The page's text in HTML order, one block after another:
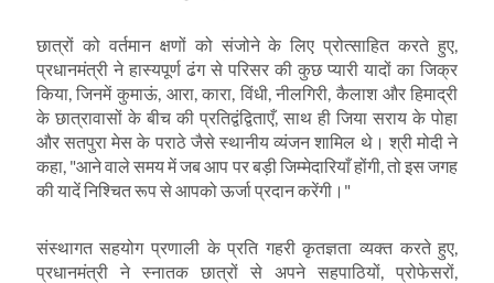
छात्रों को वर्तमान क्षणों को संजोने के लिए प्रोत्साहित करते हुए
प्रधानमंत्री ने हास्यपूर्ण ढंग से परिसर की कुछ प्यारी यादों का जिक्र
किया,जिनमें कुमाऊं आरा,कारा विंधी,नीलगिरी कैलाश और हिमाद्री
के छात्रावासों के बीच की प्रतिद्वंद्विताएँ,साथ ही जिया सराय के पोहा
और सतपुरा मेस के पराठे जैसे स्थानीय व्यंजन शामिल थे। श्री मोदी ने
कहा, "आने वाले समय में जब आप पर बड़ी जिम्मेदारियाँ होंगी, तो इस जगह
की यादें निश्चित रूप से आपको ऊर्जा प्रदान करेंगी।"
संस्थागत सहयोग प्रणाली के प्रति गहरी कृतज्ञता व्यक्त करते हुए
प्रधानमंत्री ने स्नातक छात्रों से अपने सहपाठियों ,प्रोफेसरों